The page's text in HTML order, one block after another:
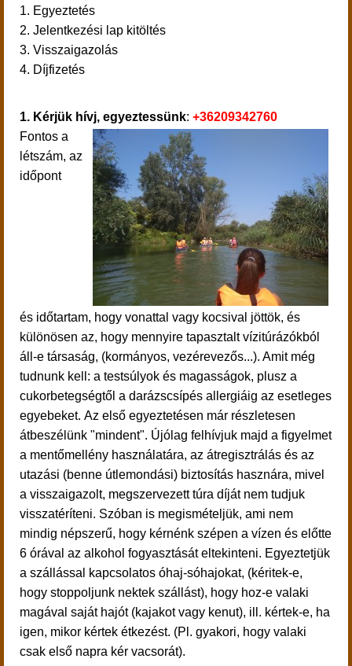
1. Egyeztetés
2. Jelentkezési lap kitöltés
3. Visszaigazolás
4. Díjfizetés
1. Kérjük hívj, egyeztessünk: +36209342760
Fontos a
létszám, az
időpont
és időtartam, hogy vonattal vagy kocsival jöttök, és
különösen az, hogy mennyire tapasztalt vízitúrázókból
áll-e társaság, (kormányos, vezérevezős...). Amit még
tudnunk kell: a testsúlyok és magasságok, plusz a
cukorbetegségtől a darázscsípés allergiáig az esetleges
egyebeket. Az első egyeztetésen már részletesen
átbeszélünk "mindent". Újólag felhívjuk majd a figyelmet
a mentőmellény használatára, az átregisztrálás és az
utazási (benne útlemondási) biztosítás hasznára, mivel
a visszaigazolt, megszervezett túra díját nem tudjuk
visszatéríteni. Szóban is megismételjük, ami nem
mindig népszerű, hogy kérnénk szépen a vízen és előtte
6 órával az alkohol fogyasztását eltekinteni. Egyeztetjük
a szállással kapcsolatos óhaj-sóhajokat, (kéritek-e,
hogy stoppoljunk nektek szállást), hogy hoz-e valaki
magával saját hajót (kajakot vagy kenut), ill. kértek-e, ha
igen, mikor kértek étkezést. (Pl. gyakori, hogy valaki
csak első napra kér vacsorát).